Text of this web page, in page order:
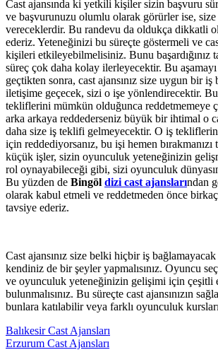
Cast ajansında ki yetkili kişiler sizin başvuru
ve başvurunuzu olumlu olarak görürler ise, size
vereceklerdir. Bu randevu da oldukça dikkatli
ederiz. Yeteneğinizi bu süreçte göstermeli ve
kişileri etkileyebilmelisiniz. Bunu başardığınız
süreç çok daha kolay ilerleyecektir. Bu
geçtikten sonra, cast ajansınız size uygun bir
iletişime geçecek, sizi o işe yönlendirecektir.
tekliflerini mümkün olduğunca reddetmemeye
arka arkaya reddederseniz büyük bir ihtimal o
daha size iş teklifi gelmeyecektir. O iş
için reddediyorsanız, bu işi hemen
küçük işler, sizin oyunculuk yeteneğinizin
rol oynayabileceği gibi, sizi oyunculuk
Bu yüzden de Bingöl dizi cast ajanslarından
olarak kabul etmeli ve reddetmeden önce
tavsiye ederiz.
Cast ajansınız size belki hiçbir iş
kendiniz de bir şeyler yapmalısınız. Oyuncu
ve oyunculuk yeteneğinizin gelişimi için çeşitli
bulunmalısınız. Bu süreçte cast ajansınızın
bunlara katılabilir veya farklı oyunculuk
Balıkesir Cast Ajansları
Erzurum Cast Ajansları